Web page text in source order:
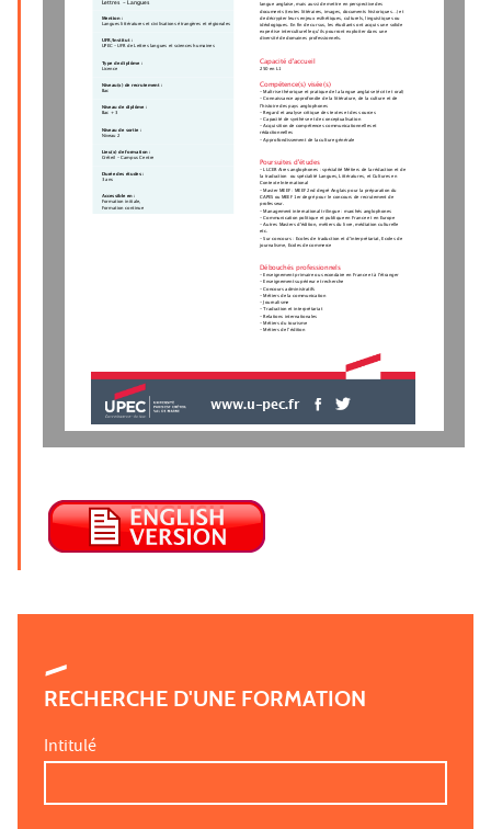
langue anglaise, mais aussi de mettre en perspective des
documents (textes littéraires, images, documents historiques...) et
de décrypter leurs enjeux esthétiques, culturels, linguistiques ou
idéologiques. En fin de cursus, les étudiants ont acquis une solide
expertise interculturelle qu’ils pourront exploiter dans une
diversité de domaines professionnels.
Capacité d'accueil
250 en L1
Compétence(s) visée(s)
- Maîtrise théorique et pratique de la langue anglaise (écrit et oral)
- Connaissance approfondie de la littérature, de la culture et de
l'histoire des pays anglophones
- Regard et analyse critique des textes et des sources
- Capacité de synthèse et de conceptualisation
- Acquisition de compétences communicationnelles et
rédactionnelles
- Approfondissement de la culture générale
Poursuites d'études
- LLCER Aires anglophones : spécialité Métiers de la rédaction et de
la traduction  ou spécialité Langues, Littératures, et Cultures en
Contexte International
- Master MEEF : MEEF 2nd degré Anglais pour la préparation du
CAPES ou MEEF 1er degré pour le concours de recrutement de
professeur.
- Management international trilingue : marchés anglophones
- Communication politique et publique en France et en Europe
- Autres Masters d'édition, métiers du livre, médiation culturelle
etc.
- Sur concours : Ecoles de traduction et d’interprétariat, Ecoles de
journalisme, Ecoles de commerce
Débouchés professionnels
- Enseignement primaire ou secondaire en France et à l'étranger
- Enseignement supérieur et recherche
- Concours administratifs
- Métiers de la communication
- Journalisme
- Traduction et interprétariat
- Relations internationales
- Métiers du tourisme
- Métiers de l’édition
Lettres - Langues
Mention :
Langues littératures et civilisations étrangères et régionales
UFR/Institut :
UPEC - UFR de Lettres langues et sciences humaines
Type de diplôme :
Licence
Niveau(x) de recrutement :
Bac
Niveau de diplôme :
Bac + 3
Niveau de sortie :
Niveau 2
Lieu(x) de formation :
Créteil - Campus Centre
Durée des études :
3 ans
Accessible en :
Formation initiale,
Formation continue
www.u-pec.fr
RECHERCHE D'UNE FORMATION
Intitulé